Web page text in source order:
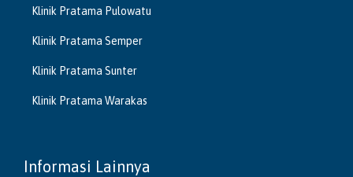
Klinik Pratama Pulowatu
Klinik Pratama Semper
Klinik Pratama Sunter
Klinik Pratama Warakas
Informasi Lainnya